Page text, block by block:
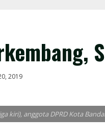
2019
kiri), anggota DPRD Kota